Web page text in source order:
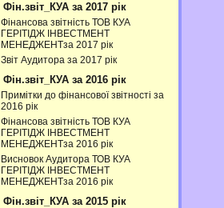
Фін.звіт_КУА за 2017 рік
Фінансова звітність ТОВ КУА
ГЕРІТІДЖ ІНВЕСТМЕНТ
МЕНЕДЖЕНТза 2017 рік
Звіт Аудитора за 2017 рік
Фін.звіт_КУА за 2016 рік
Примітки до фінансової звітності за
2016 рік
Фінансова звітність ТОВ КУА
ГЕРІТІДЖ ІНВЕСТМЕНТ
МЕНЕДЖЕНТза 2016 рік
Висновок Аудитора ТОВ КУА
ГЕРІТІДЖ ІНВЕСТМЕНТ
МЕНЕДЖЕНТза 2016 рік
Фін.звіт_КУА за 2015 рік